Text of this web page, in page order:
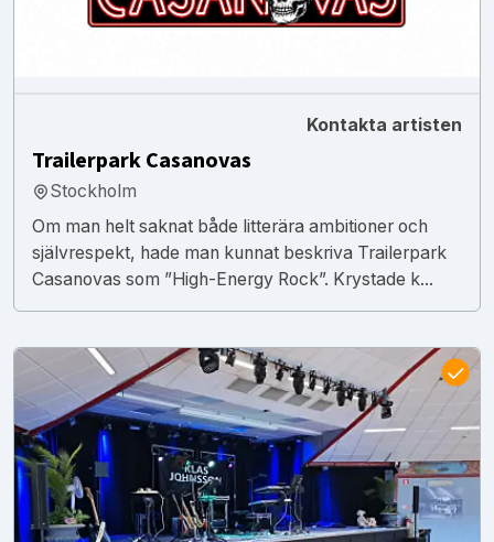
Kontakta artisten
Trailerpark Casanovas
Stockholm
Om man helt saknat både litterära ambitioner och
självrespekt, hade man kunnat beskriva Trailerpark
Casanovas som ”High-Energy Rock”. Krystade k...